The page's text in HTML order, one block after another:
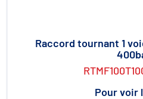
Raccord tournant 1
Pour voir